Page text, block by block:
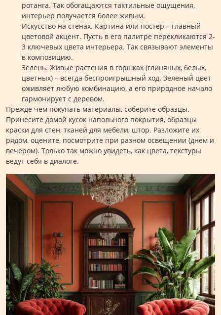
ротанга. Так обогащаются тактильные ощущения,
интерьер получается более живым.
Искусство на стенах. Картина или постер – главный
цветовой акцент. Пусть в его палитре перекликаются 2-
3 ключевых цвета интерьера. Так связывают элементы
в композицию.
Зелень. Живые растения в горшках (глиняных, белых,
цветных) – всегда беспроигрышный ход. Зеленый цвет
оживляет любую комбинацию, а его природное начало
гармонирует с деревом.
Прежде чем покупать материалы, соберите образцы.
Принесите домой кусок напольного покрытия, образцы
краски для стен, тканей для мебели, штор. Разложите их
рядом, оцените, посмотрите при разном освещении (днем и
вечером). Только так можно увидеть, как цвета, текстуры
ведут себя в диалоге.